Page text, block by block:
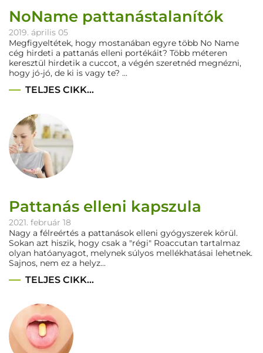
NoName pattanástalanítók
2019. április 05
Megfigyeltétek, hogy mostanában egyre több No Name
cég hirdeti a pattanás elleni portékáit? Több méteren
keresztül hirdetik a cuccot, a végén szeretnéd megnézni,
hogy jó-jó, de ki is vagy te? ...
TELJES CIKK...
Pattanás elleni kapszula
2021. február 18
Nagy a félreértés a pattanások elleni gyógyszerek körül.
Sokan azt hiszik, hogy csak a "régi" Roaccutan tartalmaz
olyan hatóanyagot, melynek súlyos mellékhatásai lehetnek.
Sajnos, nem ez a helyz...
TELJES CIKK...